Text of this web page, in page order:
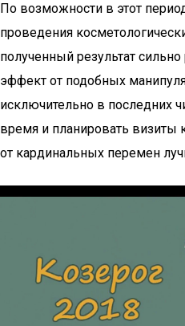
По возможности в этот
проведения
полученный результат
эффект от подобных
исключительно в последних
время и планировать визиты
от кардинальных перемен